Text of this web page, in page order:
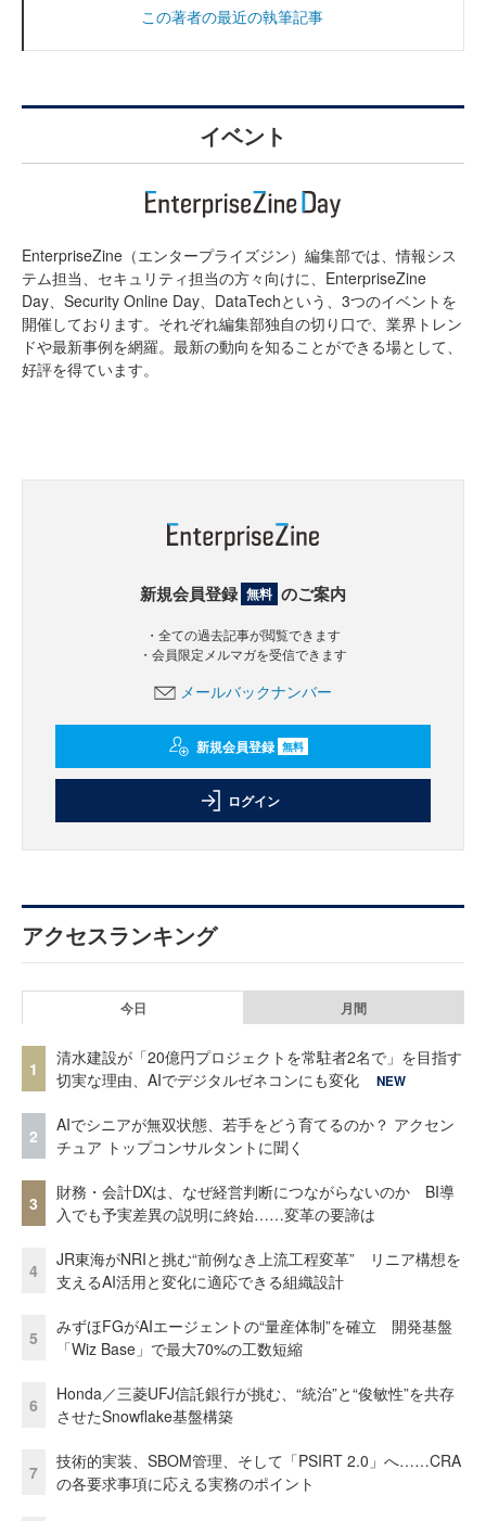
この著者の最近の執筆記事
イベント
EnterpriseZine（エンタープライズジン）編集部では、情報シス
テム担当、セキュリティ担当の方々向けに、EnterpriseZine
Day、Security Online Day、DataTechという、3つのイベントを
開催しております。それぞれ編集部独自の切り口で、業界トレン
ドや最新事例を網羅。最新の動向を知ることができる場として、
好評を得ています。
新規会員登録 無料 のご案内
・全ての過去記事が閲覧できます
・会員限定メルマガを受信できます
メールバックナンバー
新規会員登録 無料
ログイン
アクセスランキング
今日 月間
1
清水建設が「20億円プロジェクトを常駐者2名で」を目指す
切実な理由、AIでデジタルゼネコンにも変化
NEW
2
AIでシニアが無双状態、若手をどう育てるのか？ アクセン
チュア トップコンサルタントに聞く
3
財務・会計DXは、なぜ経営判断につながらないのか BI導
入でも予実差異の説明に終始……変革の要諦は
4
JR東海がNRIと挑む“前例なき上流工程変革” リニア構想を
支えるAI活用と変化に適応できる組織設計
5
みずほFGがAIエージェントの“量産体制”を確立 開発基盤
「Wiz Base」で最大70%の工数短縮
6
Honda／三菱UFJ信託銀行が挑む、“統治”と“俊敏性”を共存
させたSnowflake基盤構築
7
技術的実装、SBOM管理、そして「PSIRT 2.0」へ……CRA
の各要求事項に応える実務のポイント